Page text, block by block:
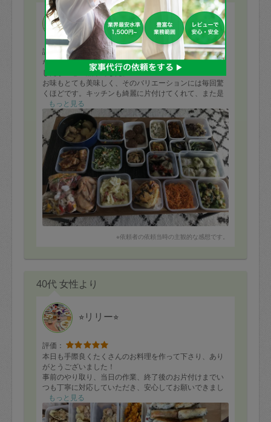
mito
評価：
なかなかタイミングが合わず、久しぶりにお願いできま
したが圧巻の品数でした。
お味もとても美味しく、そのバリエーションには毎回驚
くほどです。キッチンも綺麗に片付けてくれて、また是
非お願いしたいタスカジさんです。
もっと見る
※依頼者の依頼当時の主観的な感想です。
40代 女性より
⭐︎リリー⭐︎
評価：
本日も手際良くたくさんのお料理を作って下さり、あり
がとうございました！
事前のやり取り、当日の作業、終了後のお片付けまでい
つも丁寧に対応していただき、安心してお願いできまし
た。もっと見る